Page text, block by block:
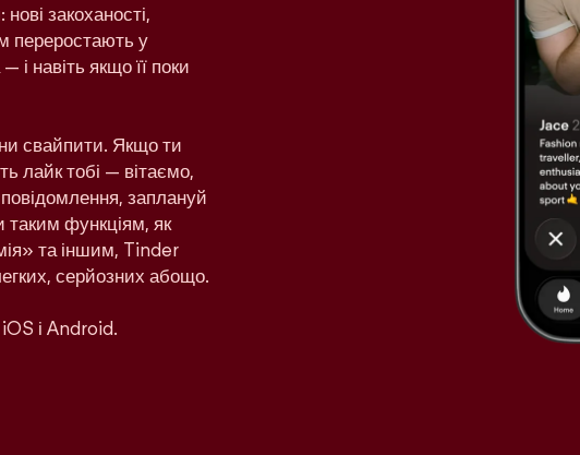
закоханості,
переростають у
і навіть якщо її поки
свайпити. Якщо ти
лайк тобі — вітаємо,
заплануй
таким функціям, як
та іншим, Tinder
серйозних абощо.
і Android.